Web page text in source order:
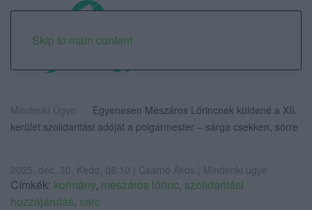
Skip to main content
Mindenki Ügye
Egyenesen Mészáros Lőrincnek küldené a XII.
kerület szolidaritási adóját a polgármester – sárga csekken, sörre
2025. dec. 30. Kedd, 08:10 | Csarnó Ákos | Mindenki ügye
Címkék: kormány, mészáros lőrinc, szolidaritási
hozzájárulás, sarc